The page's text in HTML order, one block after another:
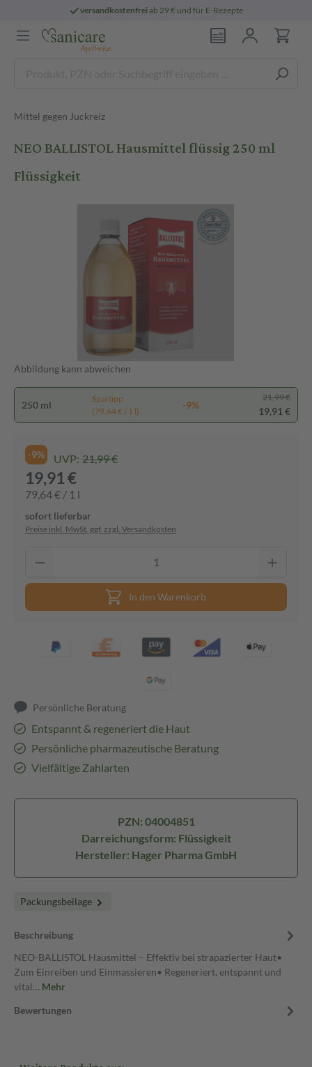
versandkostenfreiab 29 € und für E-Rezepte
Mittel gegen Juckreiz
NEO BALLISTOL Hausmittel flüssig 250 ml
Flüssigkeit
Abbildung kann abweichen
250 ml
Spartipp
(79,64 € / 1 l)
-9%
21,99 €
19,91 €
-9% UVP: 21,99 €
19,91 €
79,64 € / 1 l
sofort lieferbar
Preise inkl. MwSt. ggf. zzgl. Versandkosten
In den Warenkorb
Persönliche Beratung
Entspannt & regeneriert die Haut
Persönliche pharmazeutische Beratung
Vielfältige Zahlarten
PZN: 04004851
Darreichungsform: Flüssigkeit
Hersteller: Hager Pharma GmbH
Packungsbeilage
Beschreibung
NEO-BALLISTOL Hausmittel – Effektiv bei strapazierter Haut•
Zum Einreiben und Einmassieren• Regeneriert, entspannt und
vital… Mehr
Bewertungen